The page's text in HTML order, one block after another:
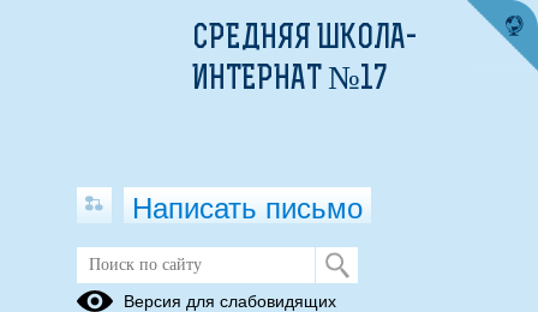
Общие положения, акты, документы
СРЕДНЯЯ ШКОЛА-
ИНТЕРНАТ №17
Написать письмо
Версия для слабовидящих